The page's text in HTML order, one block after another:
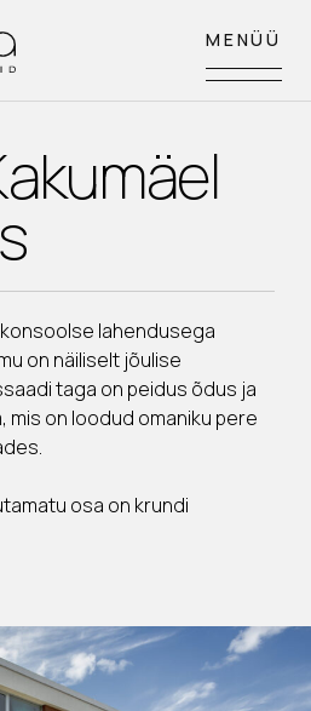
MENÜÜ MENÜÜ
lahendusega
on näiliselt jõulise
taga on peidus õdus ja
mis on loodud omaniku pere
osa on krundi